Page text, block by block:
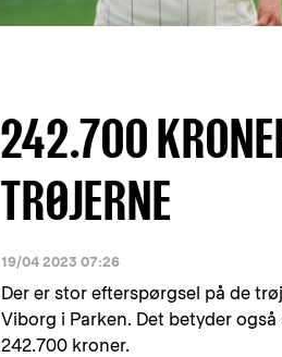
242.700
TRØJERNE
19/04 2023 07:26
Der er stor efterspørgsel på de
Viborg i Parken. Det betyder
242.700 kroner.